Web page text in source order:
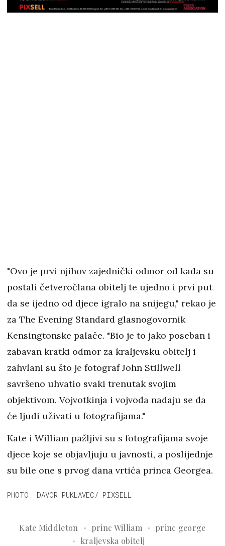
"Ovo je prvi njihov zajednički odmor od kada su
postali četveročlana obitelj te ujedno i prvi put
da se ijedno od djece igralo na snijegu," rekao je
za The Evening Standard glasnogovornik
Kensingtonske palače. "Bio je to jako poseban i
zabavan kratki odmor za kraljevsku obitelj i
zahvlani su što je fotograf John Stillwell
savršeno uhvatio svaki trenutak svojim
objektivom. Vojvotkinja i vojvoda nadaju se da
će ljudi uživati u fotografijama."
Kate i William pažljivi su s fotografijama svoje
djece koje se objavljuju u javnosti, a poslijednje
su bile one s prvog dana vrtića princa Georgea.
PHOTO: DAVOR PUKLAVEC/ PIXSELL
Kate Middleton princ William
princ george
kraljevska obitelj